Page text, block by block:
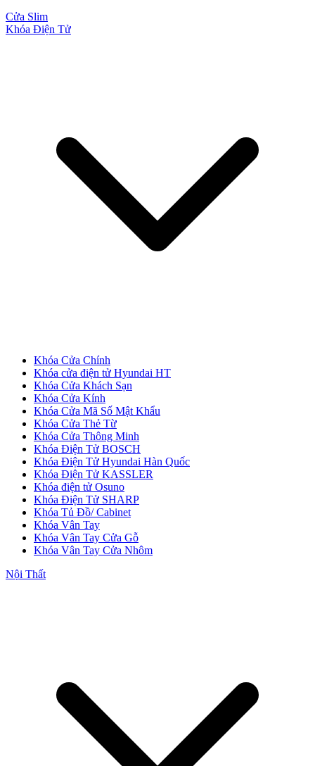
Cửa Nhựa Giả Gỗ
Cửa Nhựa Giá Rẻ
Cửa Slim
Khóa Điện Tử
Khóa Cửa Chính
Khóa cửa điện tử Hyundai HT
Khóa Cửa Khách Sạn
Khóa Cửa Kính
Khóa Cửa Mã Số Mật Khẩu
Khóa Cửa Thẻ Từ
Khóa Cửa Thông Minh
Khóa Điện Tử BOSCH
Khóa Điện Tử Hyundai Hàn Quốc
Khóa Điện Tử KASSLER
Khóa điện tử Osuno
Khóa Điện Tử SHARP
Khóa Tủ Đồ/ Cabinet
Khóa Vân Tay
Khóa Vân Tay Cửa Gỗ
Khóa Vân Tay Cửa Nhôm
Nội Thất